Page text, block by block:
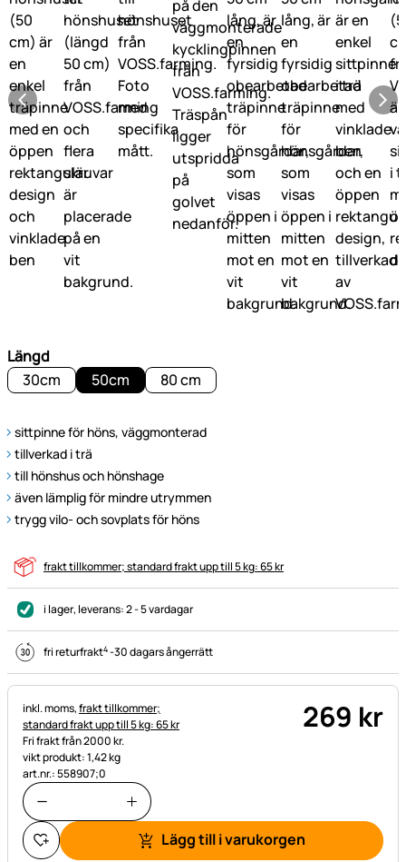
Längd
30cm
50cm 80 cm
sittpinne för höns, väggmonterad
tillverkad i trä
till hönshus och hönshage
även lämplig för mindre utrymmen
trygg vilo- och sovplats för höns
frakt tillkommer; standard frakt upp till 5 kg: 65 kr
i lager, leverans:2 - 5 vardagar
fri returfrakt4-30 dagars ångerrätt
Skatteinformation:
inkl. moms,frakt tillkommer;
standard frakt upp till 5 kg: 65 kr
Fri frakt från 2000 kr.
vikt produkt: 1,42 kg
art.nr.: 558907;0
269 kr
Lägg till i varukorgen